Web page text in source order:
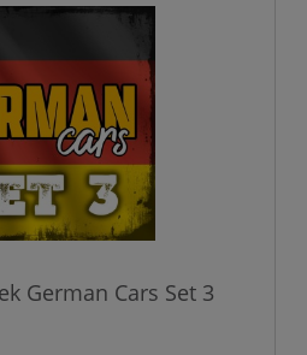
German Cars Set 3